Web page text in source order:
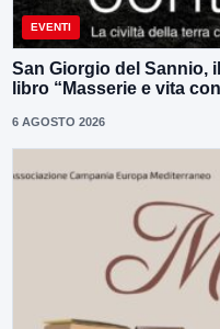
EVENTI
San Giorgio del Sannio,
libro “Masserie e vita
6 AGOSTO 2026